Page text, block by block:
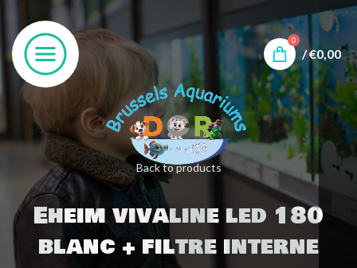
0
/€0,00
Back to products
Eheim vivaline led 180
blanc + filtre interne